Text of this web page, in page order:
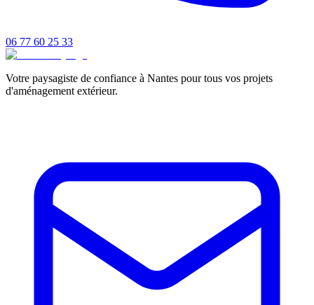
06 77 60 25 33
Votre paysagiste de confiance à Nantes pour tous vos projets
d'aménagement extérieur.